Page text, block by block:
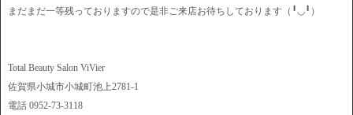
まだまだ一等残っておりますので是非ご来店お待ちしております（╹◡╹）
Total Beauty Salon ViVier
佐賀県小城市小城町池上2781-1
電話 0952-73-3118